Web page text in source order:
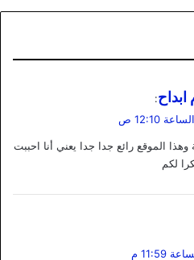
:
وهذا الموقع رائع جدا جدا يعني أنا احببت
لكم